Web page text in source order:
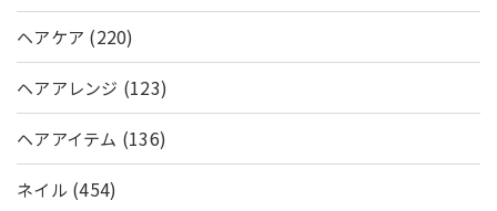
ヘアケア (220)
ヘアアレンジ (123)
ヘアアイテム (136)
ネイル (454)